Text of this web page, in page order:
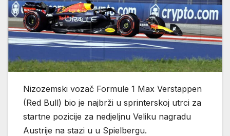
Nizozemski vozač Formule 1 Max Verstappen
(Red Bull) bio je najbrži u sprinterskoj utrci za
startne pozicije za nedjeljnu Veliku nagradu
Austrije na stazi u u Spielbergu.